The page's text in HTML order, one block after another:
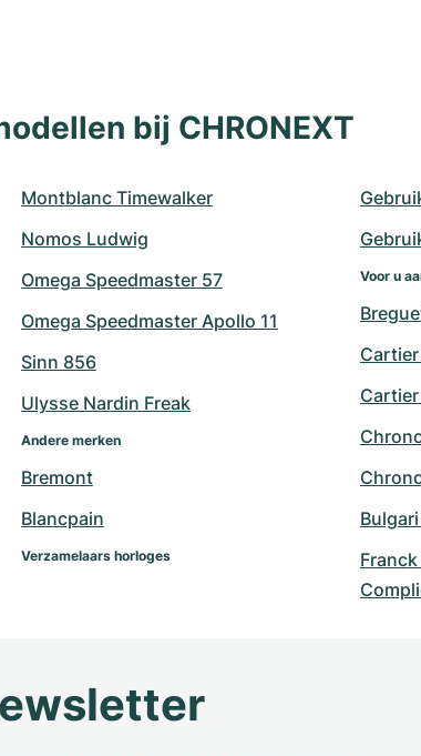
bij CHRONEXT
Montblanc Timewalker
Nomos Ludwig
Omega Speedmaster 57
Omega Speedmaster Apollo 11
Sinn 856
Ulysse Nardin Freak
Andere merken
Bremont
Blancpain
Verzamelaars horloges
Voor u